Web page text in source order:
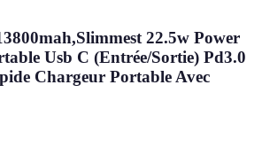
22.5w Power
Usb C (Entrée/Sortie) Pd3.0
Chargeur Portable Avec